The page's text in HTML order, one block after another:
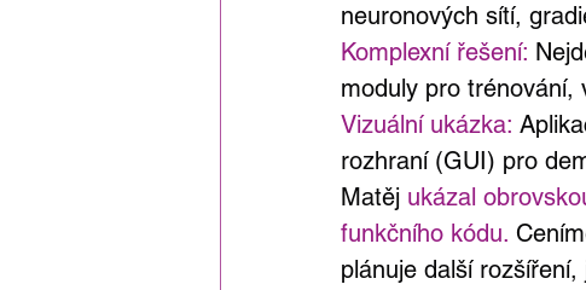
neuronových sítí,
Komplexní řešení:
moduly pro trénování,
Vizuální ukázka:
rozhraní (GUI) pro
Matěj ukázal
funkčního kódu.
plánuje další